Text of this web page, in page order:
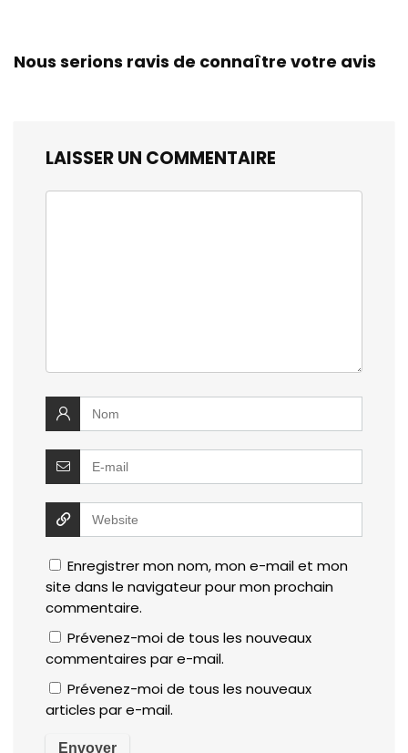
Nous serions ravis de connaître votre avis
LAISSER UN COMMENTAIRE
Enregistrer mon nom, mon e-mail et mon
site dans le navigateur pour mon prochain
commentaire.
Prévenez-moi de tous les nouveaux
commentaires par e-mail.
Prévenez-moi de tous les nouveaux
articles par e-mail.